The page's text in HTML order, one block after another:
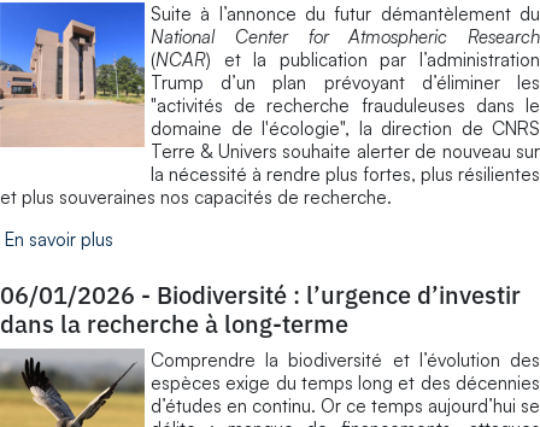
Suite à l’annonce du futur démantèlement du
National Center for Atmospheric Research
(NCAR) et la publication par l’administration
Trump d’un plan prévoyant d’éliminer les
"activités de recherche frauduleuses dans le
domaine de l'écologie", la direction de CNRS
Terre & Univers souhaite alerter de nouveau sur
la nécessité à rendre plus fortes, plus résilientes
et plus souveraines nos capacités de recherche.
En savoir plus
06/01/2026 - Biodiversité : l’urgence d’investir
dans la recherche à long-terme
Comprendre la biodiversité et l’évolution des
espèces exige du temps long et des décennies
d’études en continu. Or ce temps aujourd’hui se